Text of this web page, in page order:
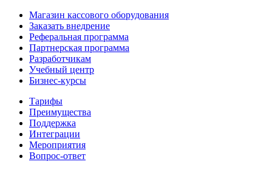
Магазин кассового оборудования
Заказать внедрение
Реферальная программа
Партнерская программа
Разработчикам
Учебный центр
Бизнес‑курсы
Тарифы
Преимущества
Поддержка
Интеграции
Мероприятия
Вопрос-ответ